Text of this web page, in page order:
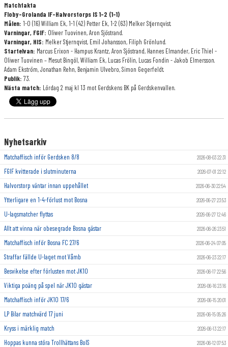
Matchfakta
Floby-Grolanda IF-Halvorstorps IS 1-2 (1-1)
Målen: 1-0 (16) William Ek, 1-1 (42) Petter Ek, 1-2 (63) Melker Stjernqvist.
Varningar, FGIF: Oliwer Tuovinen, Aron Sjöstrand.
Varningar, HIS: Melker Stjernqvist, Emil Johansson, Filiph Grönlund.
Startelvan: Marcus Erixon - Hampus Krantz, Aron Sjöstrand, Hannes Elmander, Eric Thiel -
Oliwer Tuovinen – Mesut Bingöl, William Ek, Lucas Frölin, Lucas Fondin - Jakob Elmersson.
Adam Ekström, Jonathan Rehn, Benjamin Ulvebro, Simon Gegerfeldt.
Publik: 73.
Nästa match: Lördag 2 maj kl 13 mot Gerdskens BK på Gerdskenvallen.
Nyhetsarkiv
Matchaffisch inför Gerdsken 8/8 2026-08-03 22:31
FGIF kvitterade i slutminuterna 2026-07-01 22:12
Halvorstorp väntar innan uppehållet 2026-06-30 22:54
Ytterligare en 1-4-förlust mot Bosna 2026-06-27 23:53
U-lagsmatcher flyttas 2026-06-27 12:46
Allt att vinna när obesegrade Bosna gästar 2026-06-26 23:51
Matchaffisch inför Bosna FC 27/6 2026-06-24 07:05
Straffar fällde U-laget mot Våmb 2026-06-23 22:17
Besvikelse efter förlusten mot JK10 2026-06-17 22:56
Viktiga poäng på spel när JK10 gästar 2026-06-16 23:16
Matchaffisch inför JK10 17/6 2026-06-15 20:01
LP Bilar matchvärd 17 juni 2026-06-15 05:26
Kryss i märklig match 2026-06-13 22:17
Hoppas kunna störa Trollhättans BoIS 2026-06-12 07:53